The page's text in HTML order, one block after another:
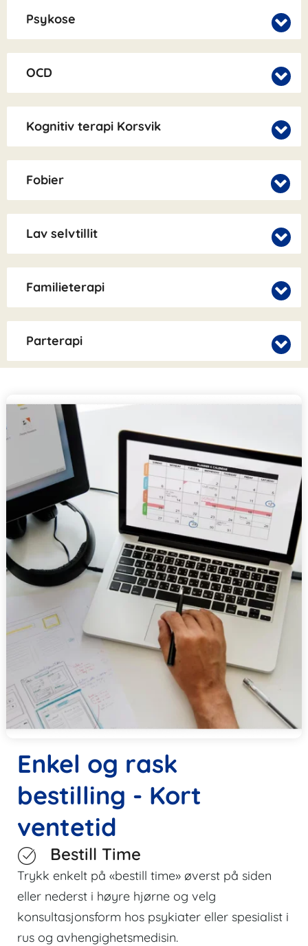
Psykose
OCD
Kognitiv terapi Korsvik
Fobier
Lav selvtillit
Familieterapi
Parterapi
Enkel og rask
bestilling - Kort
ventetid
Bestill Time
Trykk enkelt på «bestill time» øverst på siden
eller nederst i høyre hjørne og velg
konsultasjonsform hos psykiater eller spesialist i
rus og avhengighetsmedisin.